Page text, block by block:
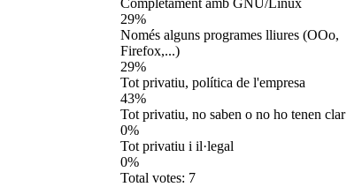
Completament amb GNU/Linux
29%
Només alguns programes lliures (OOo,
Firefox,...)
29%
Tot privatiu, política de l'empresa
43%
Tot privatiu, no saben o no ho tenen clar
0%
Tot privatiu i il·legal
0%
Total votes: 7